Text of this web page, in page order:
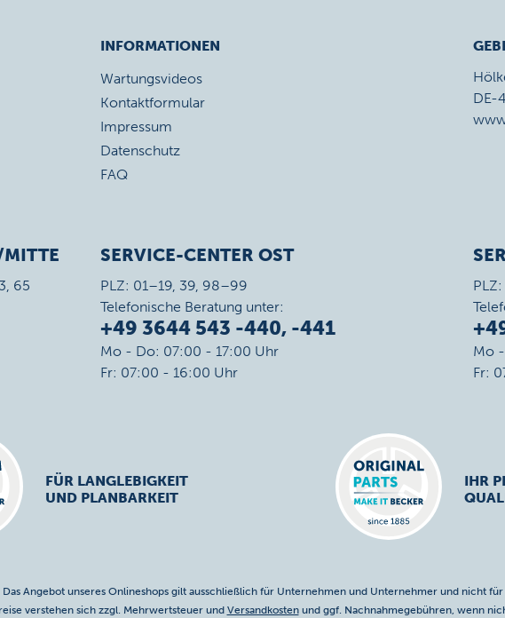
INFORMATIONEN
Wartungsvideos
Kontaktformular
Impressum
Datenschutz
FAQ
DE-
MITTE
65
SERVICE-CENTER OST
PLZ: 01–19, 39, 98–99
Telefonische Beratung unter:
+49 3644 543 -440, -441
Mo - Do: 07:00 - 17:00 Uhr
Fr: 07:00 - 16:00 Uhr
Mo
Fr:
FÜR LANGLEBIGKEIT
UND PLANBARKEIT
IHR
Das Angebot unseres Onlineshops gilt ausschließlich für Unternehmen und Unternehmer und nicht
verstehen sich zzgl. Mehrwertsteuer und Versandkostenund ggf. Nachnahmegebühren, wenn